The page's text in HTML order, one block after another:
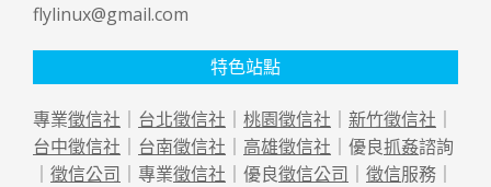
flylinux@gmail.com
特色站點
專業徵信社 台北徵信社 桃園徵信社 新竹徵信社
台中徵信社
台南徵信社 高雄徵信社 ｜優良抓姦諮詢
徵信公司 ｜專業徵信社 ｜優良徵信公司 徵信服務｜